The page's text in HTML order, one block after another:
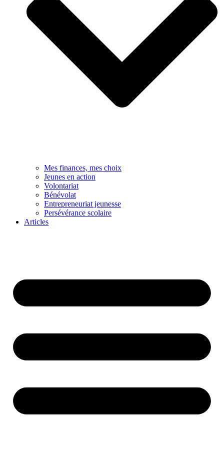
Mes finances, mes choix
Jeunes en action
Volontariat
Bénévolat
Entrepreneuriat jeunesse
Persévérance scolaire
Articles